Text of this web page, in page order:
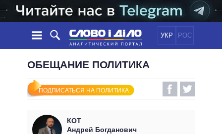
УКР РОС
НОВОСТИ
ЛЕНТА
СОБЫТИЯ
СТАТЬИ
МНЕНИЯ
ПОЛИТИКА
ЭКОНОМИКА
МИР
ОБЕЩАНИЯ
ВСЕ ПОЛИТИКИИНФОГРАФИКА
ОБЕЩАНИЕ ПОЛИТИКА
ПОДПИСАТЬСЯ НА ПОЛИТИКА
КОТ
Андрей Богданович